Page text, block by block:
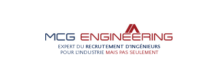
EXPERT DU RECRUTEMENT D'INGÉNIEURS
POUR L'INDUSTRIE MAIS PAS SEULEMENT